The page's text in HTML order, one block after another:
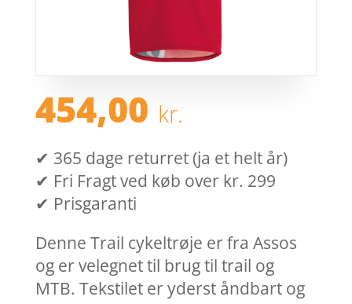
454,00 kr.
✔ 365 dage returret (ja et helt år)
✔ Fri Fragt ved køb over kr. 299
✔ Prisgaranti
Denne Trail cykeltrøje er fra Assos
og er velegnet til brug til trail og
MTB. Tekstilet er yderst åndbart og